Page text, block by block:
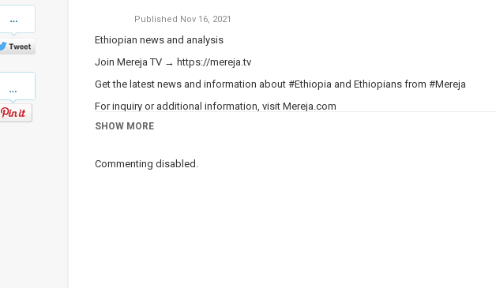
on
Twitter
Published Nov 16, 2021
Ethiopian news and analysis
Join Mereja TV → https://mereja.tv
Get the latest news and information about #Ethiopia and Ethiopians from #Mereja
For inquiry or additional information, visit Mereja.com
Mereja presents Ethiopian news, Ethiopian music, sports, arts, and entertainment
Category Ethiopian News
SHOW MORE
Commenting disabled.